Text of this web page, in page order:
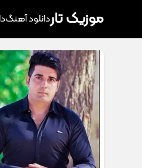
موزیک تاردانلود آهنگ